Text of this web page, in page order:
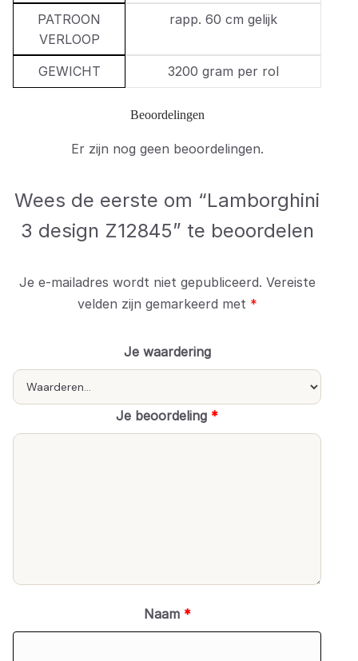
PATROON
VERLOOP
rapp. 60 cm gelijk
GEWICHT 3200 gram per rol
Beoordelingen
Er zijn nog geen beoordelingen.
Wees de eerste om “Lamborghini
3 design Z12845” te beoordelen
Je e-mailadres wordt niet gepubliceerd. Vereiste
velden zijn gemarkeerd met *
Je waardering
Je beoordeling *
Naam *